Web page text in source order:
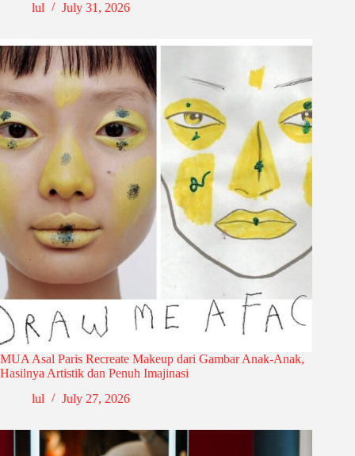
lul
July 31, 2026
MUA Asal Paris Recreate Makeup dari Gambar Anak-Anak,
Hasilnya Artistik dan Penuh Imajinasi
lul
July 27, 2026